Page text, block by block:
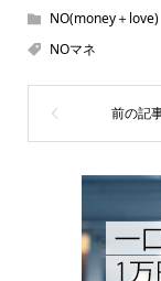
NO(money＋love)
NOマネ